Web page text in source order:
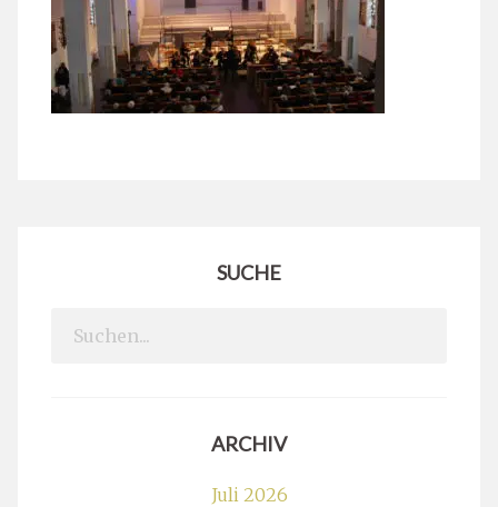
SUCHE
Search
ARCHIV
Juli 2026